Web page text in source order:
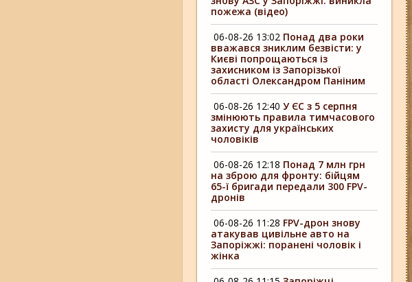
пожежа (відео)
06-08-26 13:02 Понад два роки
вважався зниклим безвісти: у
Києві попрощаються із
захисником із Запорізької
області Олександром Паніним
06-08-26 12:40 У ЄС з 5 серпня
змінюють правила тимчасового
захисту для українських
чоловіків
06-08-26 12:18 Понад 7 млн грн
на зброю для фронту: бійцям
65-ї бригади передали 300 FPV-
дронів
06-08-26 11:28 FPV-дрон знову
атакував цивільне авто на
Запоріжжі: поранені чоловік і
жінка